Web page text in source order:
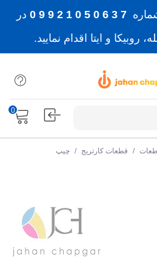
7 3 6 0 5 0 1 2 9 9 0
در
روبیکا و ایتا اقدام نمایید.
0
/ قطعات کارتریج / چیپ